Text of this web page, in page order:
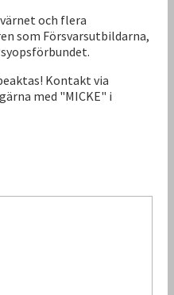
och flera
som Försvarsutbildarna,
Kontakt via
med "MICKE" i